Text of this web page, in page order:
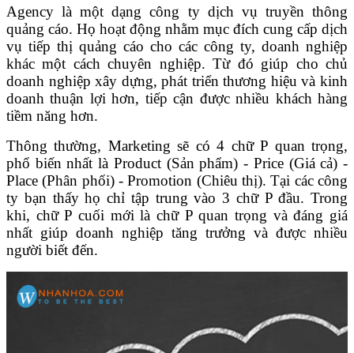
Agency là một dạng công ty dịch vụ truyền thông
quảng cáo. Họ hoạt động nhằm mục đích cung cấp dịch
vụ tiếp thị quảng cáo cho các công ty, doanh nghiệp
khác một cách chuyên nghiệp. Từ đó giúp cho chủ
doanh nghiệp xây dựng, phát triển thương hiệu và kinh
doanh thuận lợi hơn, tiếp cận được nhiều khách hàng
tiềm năng hơn.
Thông thường, Marketing sẽ có 4 chữ P quan trọng,
phổ biến nhất là Product (Sản phẩm) - Price (Giá cả) -
Place (Phân phối) - Promotion (Chiêu thị). Tại các công
ty bạn thấy họ chỉ tập trung vào 3 chữ P đầu. Trong
khi, chữ P cuối mới là chữ P quan trọng và đáng giá
nhất giúp doanh nghiệp tăng trưởng và được nhiều
người biết đến.